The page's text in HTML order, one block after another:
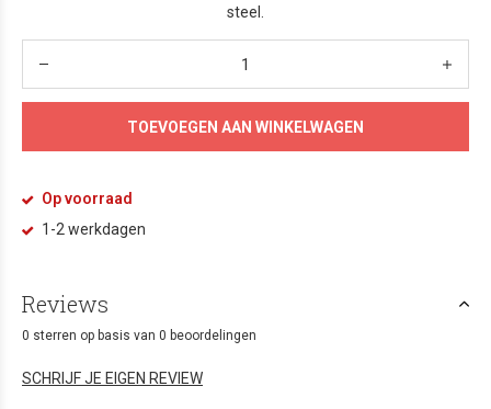
steel.
TOEVOEGEN AAN WINKELWAGEN
Op voorraad
1-2 werkdagen
Reviews
0 sterren op basis van 0 beoordelingen
SCHRIJF JE EIGEN REVIEW